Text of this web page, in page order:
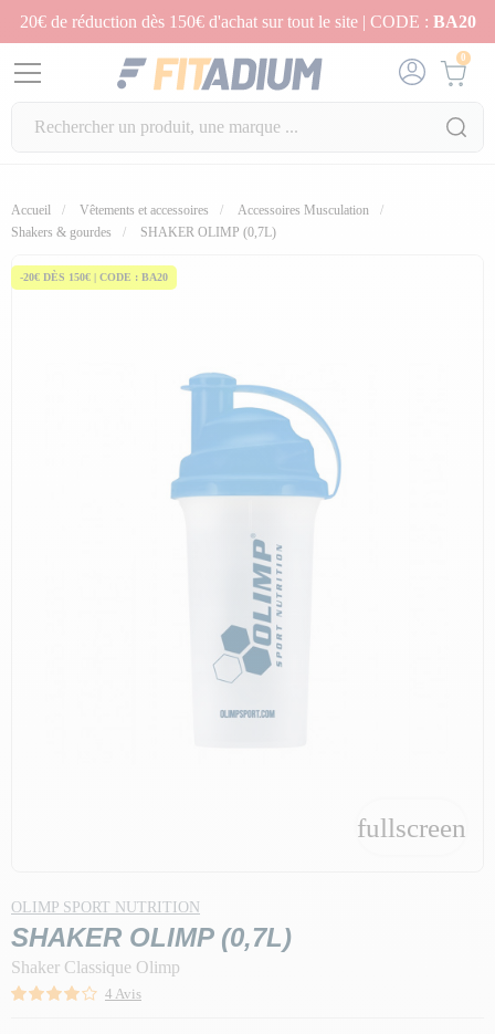
20€ de réduction dès 150€ d'achat sur tout le site | CODE : BA20
0
Accueil Vêtements et accessoires
Accessoires Musculation
Shakers & gourdes
SHAKER OLIMP (0,7L)
-20€ DÈS 150€ | CODE : BA20
fullscreen
OLIMP SPORT NUTRITION
SHAKER OLIMP (0,7L)
Shaker Classique Olimp
4 Avis